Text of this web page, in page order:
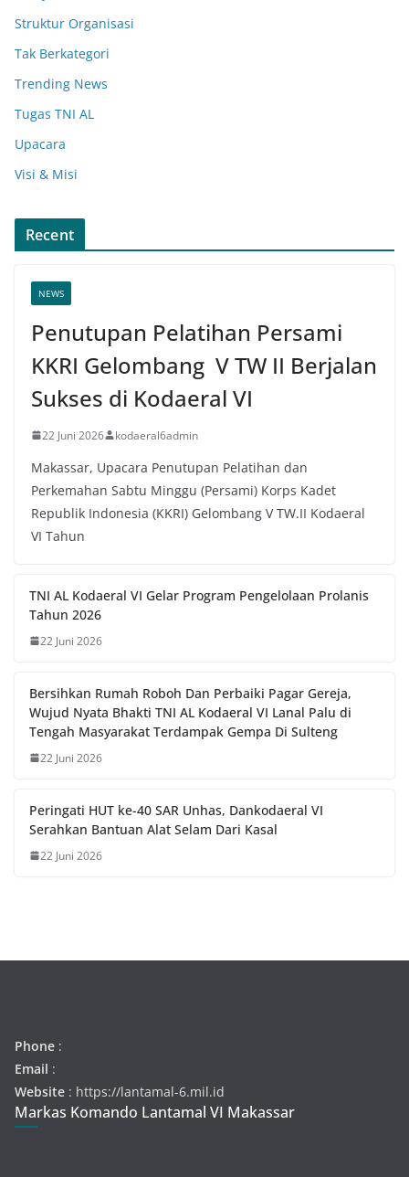
Struktur Organisasi
Tak Berkategori
Trending News
Tugas TNI AL
Upacara
Visi & Misi
Recent
NEWS
Penutupan Pelatihan Persami
KKRI Gelombang V TW II Berjalan
Sukses di Kodaeral VI
22 Juni 2026 kodaeral6admin
Makassar, Upacara Penutupan Pelatihan dan
Perkemahan Sabtu Minggu (Persami) Korps Kadet
Republik Indonesia (KKRI) Gelombang V TW.II Kodaeral
VI Tahun
TNI AL Kodaeral VI Gelar Program Pengelolaan Prolanis
Tahun 2026
22 Juni 2026
Bersihkan Rumah Roboh Dan Perbaiki Pagar Gereja,
Wujud Nyata Bhakti TNI AL Kodaeral VI Lanal Palu di
Tengah Masyarakat Terdampak Gempa Di Sulteng
22 Juni 2026
Peringati HUT ke-40 SAR Unhas, Dankodaeral VI
Serahkan Bantuan Alat Selam Dari Kasal
22 Juni 2026
Phone :
Email :
Website : https://lantamal-6.mil.id
Markas Komando Lantamal VI Makassar